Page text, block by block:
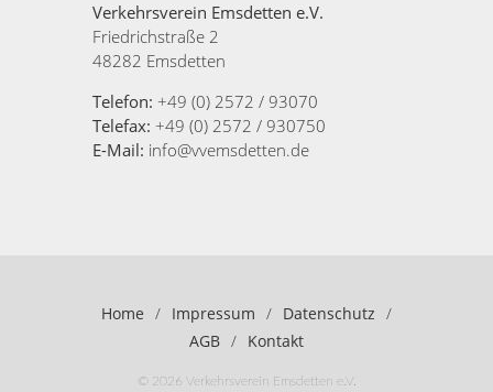
Verkehrsverein Emsdetten e.V.
Friedrichstraße 2
48282 Emsdetten
Telefon: +49 (0) 2572 / 93070
Telefax: +49 (0) 2572 / 930750
E-Mail: info@vvemsdetten.de
Home / Impressum / Datenschutz /
AGB / Kontakt
© 2026 Verkehrsverein Emsdetten e.V.